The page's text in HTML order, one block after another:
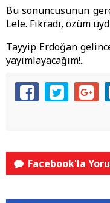
Bu sonuncusunun
Lele. Fıkradı, özüm
Tayyip Erdoğan
yayımlayacağım!..
Facebook'la